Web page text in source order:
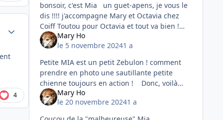
Author stats
4
bonsoir, c'est Mia un guet-apens, je vous le
dis !!!! j'accompagne Mary et Octavia chez
Coiff Toutou pour Octavia et tout va bien !
Octavia vous donnera des nouvelles mais elle
a eu la tot
Mary Ho
le 5 novembre 20241 a
Petite MIA est un petit Zebulon ! comment
prendre en photo une sautillante petite
chienne toujours en action ! Donc, voilà
une photo que j'ai réussi à prendre dans un
petit moment de calm
Mary Ho
le 20 novembre 20241 a